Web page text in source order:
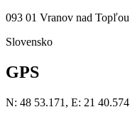
093 01 Vranov nad Topľou
Slovensko
GPS
N: 48 53.171, E: 21 40.574